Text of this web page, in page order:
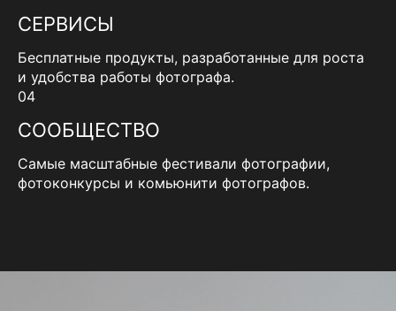
СЕРВИСЫ
Бесплатные продукты, разработанные для роста
и удобства работы фотографа.
04
СООБЩЕСТВО
Самые масштабные фестивали фотографии,
фотоконкурсы и комьюнити фотографов.